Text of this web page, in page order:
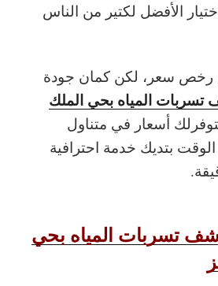
الأفضل لكتير من الناس
سعر، لكن كمان جودة
المياه بحي الملك
أسعار في متناول
بتديك خدمة احترافية
تسربات المياه بحي